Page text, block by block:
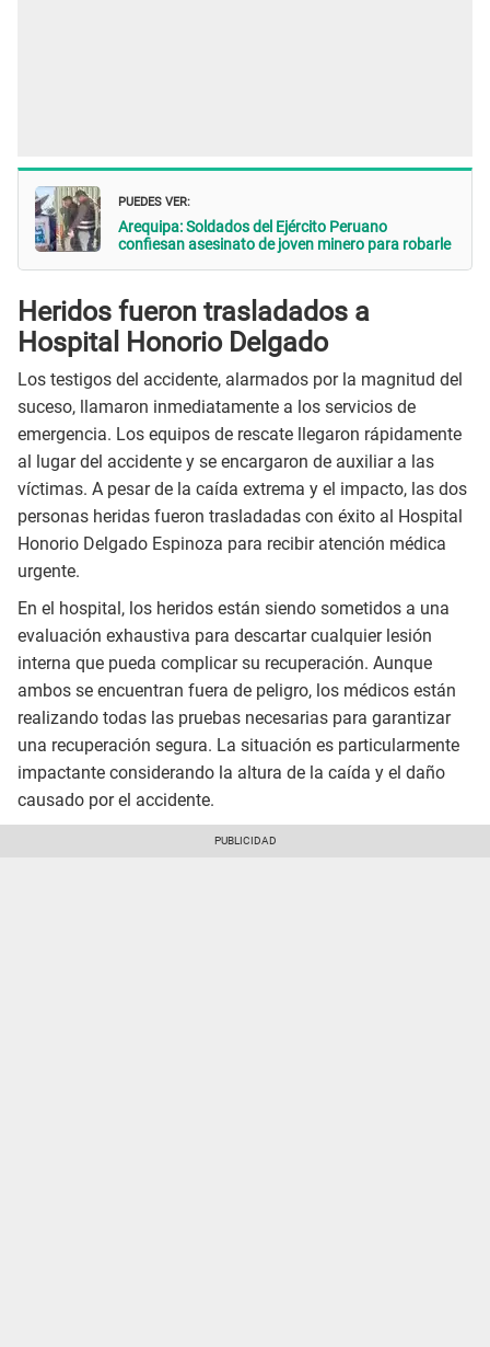
PUEDES VER:
Arequipa: Soldados del Ejército Peruano
confiesan asesinato de joven minero para robarle
Heridos fueron trasladados a
Hospital Honorio Delgado
Los testigos del accidente, alarmados por la magnitud del
suceso, llamaron inmediatamente a los servicios de
emergencia. Los equipos de rescate llegaron rápidamente
al lugar del accidente y se encargaron de auxiliar a las
víctimas. A pesar de la caída extrema y el impacto, las dos
personas heridas fueron trasladadas con éxito al Hospital
Honorio Delgado Espinoza para recibir atención médica
urgente.
En el hospital, los heridos están siendo sometidos a una
evaluación exhaustiva para descartar cualquier lesión
interna que pueda complicar su recuperación. Aunque
ambos se encuentran fuera de peligro, los médicos están
realizando todas las pruebas necesarias para garantizar
una recuperación segura. La situación es particularmente
impactante considerando la altura de la caída y el daño
causado por el accidente.